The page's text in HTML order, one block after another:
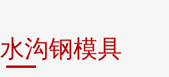
水沟钢模具